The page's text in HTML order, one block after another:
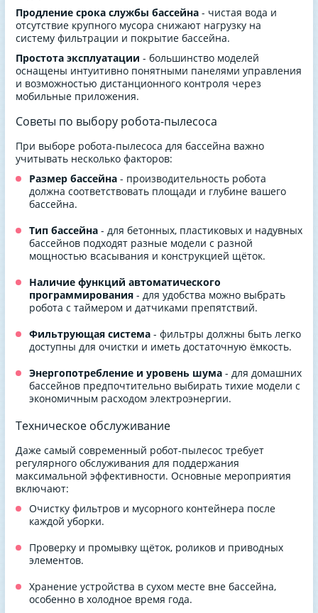
Продление срока службы бассейна - чистая вода и
отсутствие крупного мусора снижают нагрузку на
систему фильтрации и покрытие бассейна.
Простота эксплуатации - большинство моделей
оснащены интуитивно понятными панелями управления
и возможностью дистанционного контроля через
мобильные приложения.
Советы по выбору робота-пылесоса
При выборе робота-пылесоса для бассейна важно
учитывать несколько факторов:
Размер бассейна - производительность робота
должна соответствовать площади и глубине вашего
бассейна.
Тип бассейна - для бетонных, пластиковых и надувных
бассейнов подходят разные модели с разной
мощностью всасывания и конструкцией щёток.
Наличие функций автоматического
программирования - для удобства можно выбрать
робота с таймером и датчиками препятствий.
Фильтрующая система - фильтры должны быть легко
доступны для очистки и иметь достаточную ёмкость.
Энергопотребление и уровень шума - для домашних
бассейнов предпочтительно выбирать тихие модели с
экономичным расходом электроэнергии.
Техническое обслуживание
Даже самый современный робот-пылесос требует
регулярного обслуживания для поддержания
максимальной эффективности. Основные мероприятия
включают:
Очистку фильтров и мусорного контейнера после
каждой уборки.
Проверку и промывку щёток, роликов и приводных
элементов.
Хранение устройства в сухом месте вне бассейна,
особенно в холодное время года.